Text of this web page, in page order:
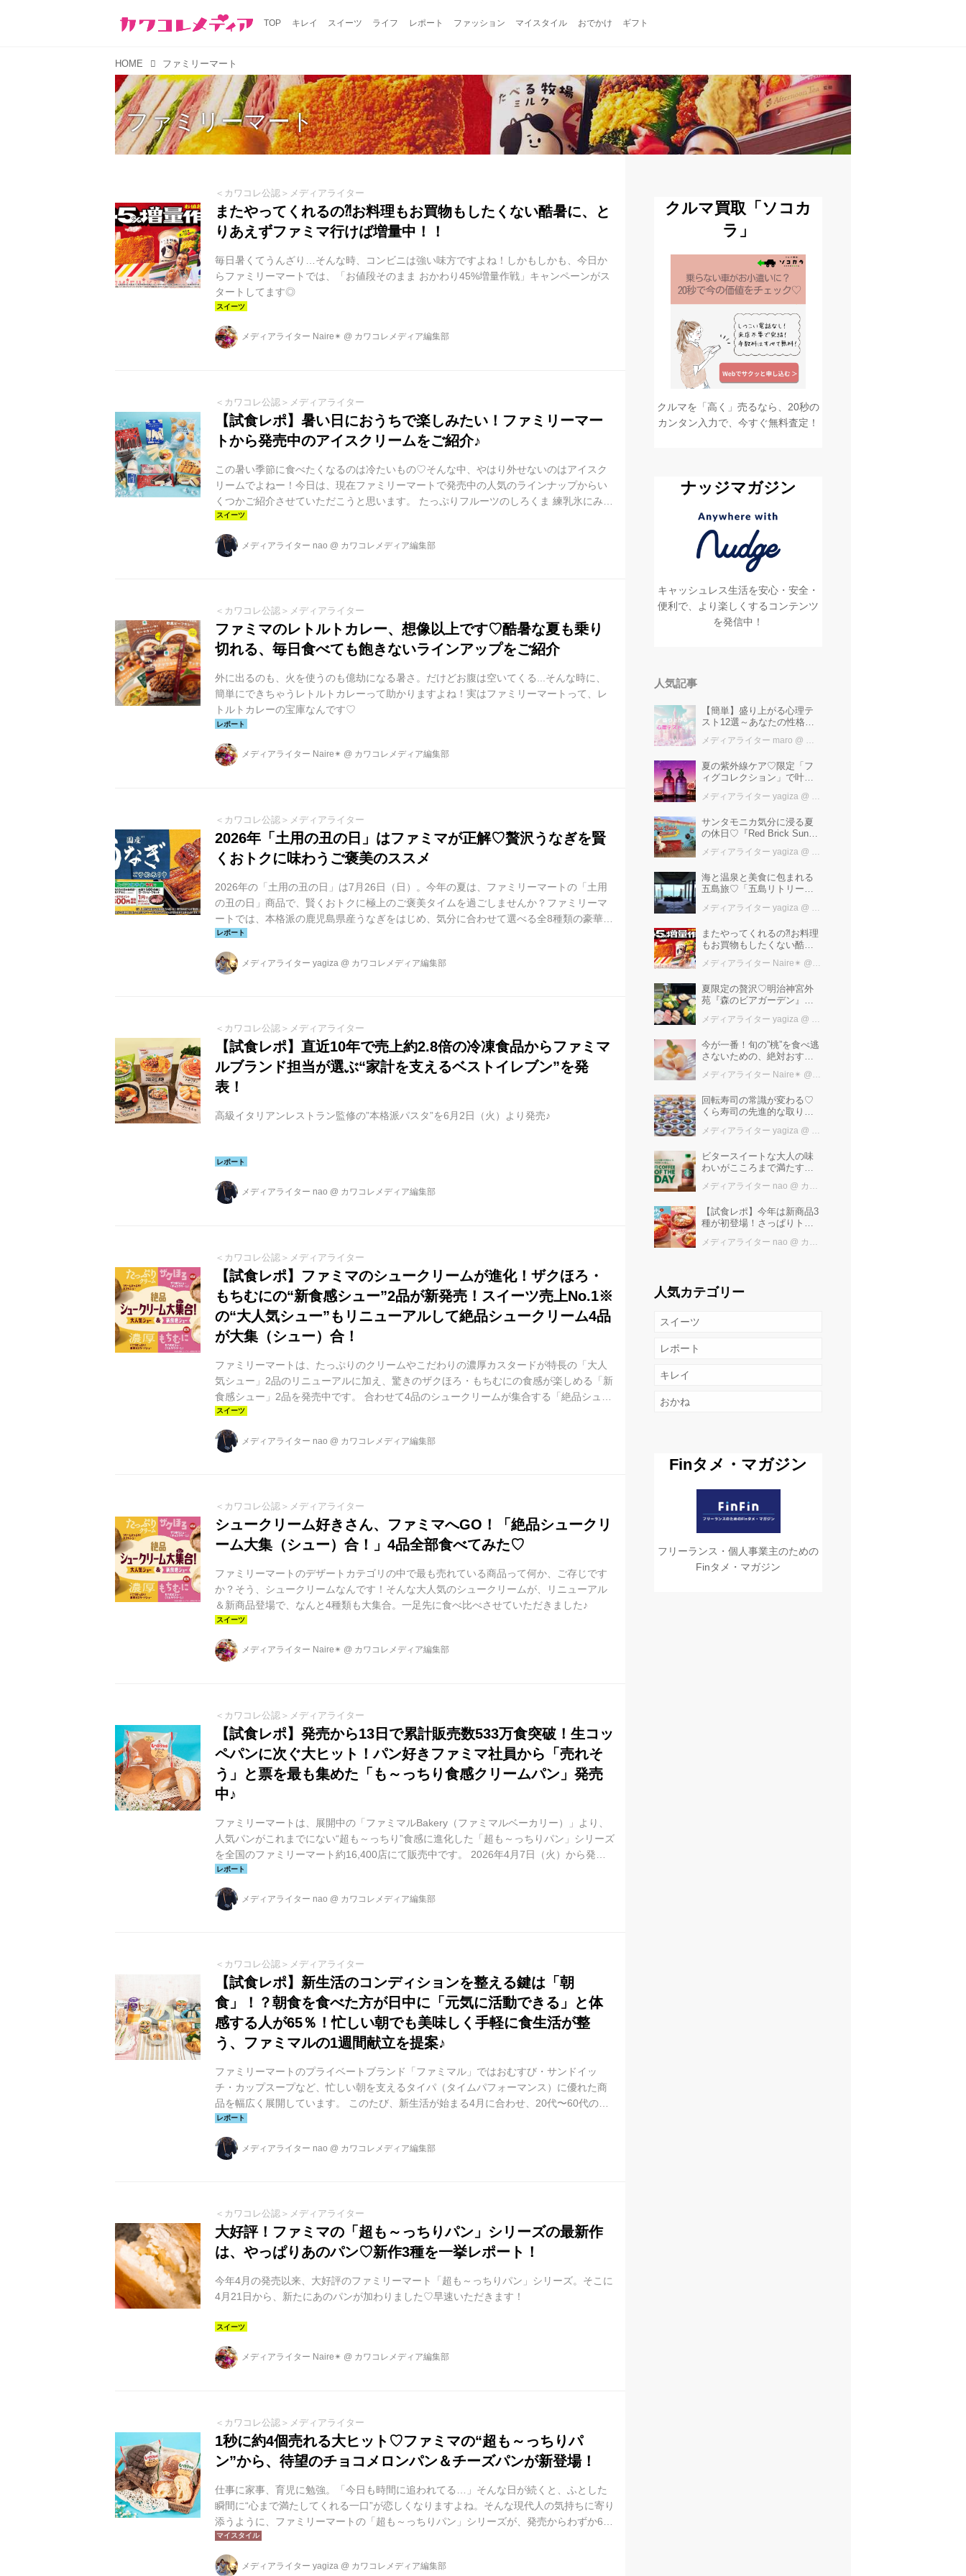
TOP キレイ スイーツ ライフ レポート ファッション マイスタイル おでかけ ギフト
HOME ファミリーマート
ファミリーマート
＜カワコレ公認＞メディアライター
またやってくれるの⁈お料理もお買物もしたくない酷暑に、と
りあえずファミマ行けば増量中！！
毎日暑くてうんざり…そんな時、コンビニは強い味方ですよね！しかもしかも、今日か
らファミリーマートでは、「お値段そのまま おかわり45%増量作戦」キャンペーンがス
タートしてます◎
メディアライター Naire✴︎ @ カワコレメディア編集部
＜カワコレ公認＞メディアライター
【試食レポ】暑い日におうちで楽しみたい！ファミリーマー
トから発売中のアイスクリームをご紹介♪
この暑い季節に食べたくなるのは冷たいもの♡そんな中、やはり外せないのはアイスク
リームでよねー！今日は、現在ファミリーマートで発売中の人気のラインナップからい
くつかご紹介させていただこうと思います。 たっぷりフルーツのしろくま 練乳氷にみか
ん、パイン、黄桃、いちご、キウイフルーツ果肉ソースと小豆甘納豆をトッピングし、
さらに練乳を上掛けした大容量タイプのしろくまです。 色鮮やかなフルーツと練乳氷を
最後まで楽しむことができます。見た目以上にボリュームあるんです！！夏らしいビタ
メディアライター nao @ カワコレメディア編集部
＜カワコレ公認＞メディアライター
ファミマのレトルトカレー、想像以上です♡酷暑な夏も乗り
切れる、毎日食べても飽きないラインアップをご紹介
外に出るのも、火を使うのも億劫になる暑さ。だけどお腹は空いてくる...そんな時に、
簡単にできちゃうレトルトカレーって助かりますよね！実はファミリーマートって、レ
トルトカレーの宝庫なんです♡
メディアライター Naire✴︎ @ カワコレメディア編集部
＜カワコレ公認＞メディアライター
2026年「土用の丑の日」はファミマが正解♡贅沢うなぎを賢
くおトクに味わうご褒美のススメ
2026年の「土用の丑の日」は7月26日（日）。今年の夏は、ファミリーマートの「土用
の丑の日」商品で、賢くおトクに極上のご褒美タイムを過ごしませんか？ファミリーマ
ートでは、本格派の鹿児島県産うなぎをはじめ、気分に合わせて選べる全8種類の豪華な
ラインナップの予約受付を5月28日（木）からスタート。ファミマオンラインからの早期
予約を利用すれば、最大500円相当もおトクに楽しめる絶好のチャンスです。
メディアライター yagiza @ カワコレメディア編集部
＜カワコレ公認＞メディアライター
【試食レポ】直近10年で売上約2.8倍の冷凍食品からファミマ
ルブランド担当が選ぶ“家計を支えるベストイレブン”を発
表！
高級イタリアンレストラン監修の”本格派パスタ”を6月2日（火）より発売♪
メディアライター nao @ カワコレメディア編集部
＜カワコレ公認＞メディアライター
【試食レポ】ファミマのシュークリームが進化！ザクほろ・
もちむにの“新食感シュー”2品が新発売！スイーツ売上No.1※
の“大人気シュー”もリニューアルして絶品シュークリーム4品
が大集（シュー）合！
ファミリーマートは、たっぷりのクリームやこだわりの濃厚カスタードが特長の「大人
気シュー」2品のリニューアルに加え、驚きのザクほろ・もちむにの食感が楽しめる「新
食感シュー」2品を発売中です。 合わせて4品のシュークリームが集合する「絶品シュー
クリーム大集（シュー）合！」キャンペーンを、全国のファミリーマート約16,400店に
て開催中です。 ”大人気シュー”＆“新食感シュー”4品が勢ぞろい！「絶品シュークリーム
大集（シュー）合！」 このたび、スイーツカテゴリで“大人気”のシュークリーム2品がリ
メディアライター nao @ カワコレメディア編集部
＜カワコレ公認＞メディアライター
シュークリーム好きさん、ファミマへGO！「絶品シュークリ
ーム大集（シュー）合！」4品全部食べてみた♡
ファミリーマートのデザートカテゴリの中で最も売れている商品って何か、ご存じです
か？そう、シュークリームなんです！そんな大人気のシュークリームが、リニューアル
＆新商品登場で、なんと4種類も大集合。一足先に食べ比べさせていただきました♪
メディアライター Naire✴︎ @ カワコレメディア編集部
＜カワコレ公認＞メディアライター
【試食レポ】発売から13日で累計販売数533万食突破！生コッ
ペパンに次ぐ大ヒット！パン好きファミマ社員から「売れそ
う」と票を最も集めた「も～っちり食感クリームパン」発売
中♪
ファミリーマートは、展開中の「ファミマルBakery（ファミマルベーカリー）」より、
人気パンがこれまでにない“超も～っちり”食感に進化した「超も～っちりパン」シリーズ
を全国のファミリーマート約16,400店にて販売中です。 2026年4月7日（火）から発売
した5種類からなる「超も～っちりパン」シリーズが、発売から13日間で累計販売数533
万食を突破（※1）！ ▼先日の試食レポ（2記事：5種をご紹介しております♪）はこちら
【試食レポ】いつものパンとひと味違う！「超も～っちり」食感！ファミマ社員が「過
メディアライター nao @ カワコレメディア編集部
＜カワコレ公認＞メディアライター
【試食レポ】新生活のコンディションを整える鍵は「朝
食」！？朝食を食べた方が日中に「元気に活動できる」と体
感する人が65％！忙しい朝でも美味しく手軽に食生活が整
う、ファミマルの1週間献立を提案♪
ファミリーマートのプライベートブランド「ファミマル」ではおむすび・サンドイッ
チ・カップスープなど、忙しい朝を支えるタイパ（タイムパフォーマンス）に優れた商
品を幅広く展開しています。 このたび、新生活が始まる4月に合わせ、20代〜60代の男
女600名を対象とした「理想の新生活と現実に関する意識調査」を実施しました。“心機
一転、生活を整えたい”という理想を抱きながらも、現実は4月からの新生活における心
身の疲れ（いわゆる「新生活疲れ」）に直面する実態や世代別の傾向が浮き彫りになり
メディアライター nao @ カワコレメディア編集部
＜カワコレ公認＞メディアライター
大好評！ファミマの「超も～っちりパン」シリーズの最新作
は、やっぱりあのパン♡新作3種を一挙レポート！
今年4月の発売以来、大好評のファミリーマート「超も～っちりパン」シリーズ。そこに
4月21日から、新たにあのパンが加わりました♡早速いただきます！
メディアライター Naire✴︎ @ カワコレメディア編集部
＜カワコレ公認＞メディアライター
1秒に約4個売れる大ヒット♡ファミマの“超も～っちりパ
ン”から、待望のチョコメロンパン＆チーズパンが新登場！
仕事に家事、育児に勉強。「今日も時間に追われてる…」そんな日が続くと、ふとした
瞬間に“心まで満たしてくれる一口”が恋しくなりますよね。そんな現代人の気持ちに寄り
添うように、ファミリーマートの「超も～っちりパン」シリーズが、発売からわずか6日
間で1秒に約4個売れる大ヒットに。そして4月14日（火）、ついに新作のチョコメロン
パンとチーズパンが仲間入りしました。全国約16,400店舗で発売されるこの2品、忙しい
毎日の“心のスイッチ”になってくれそうです。
メディアライター yagiza @ カワコレメディア編集部
クルマ買取「ソコカ
ラ」
クルマを「高く」売るなら、20秒の
カンタン入力で、今すぐ無料査定！
ナッジマガジン
キャッシュレス生活を安心・安全・
便利で、より楽しくするコンテンツ
を発信中！
人気記事
【簡単】盛り上がる心理テ
スト12選～あなたの性格を
メディアライター maro @ カワコレメディア編集部
夏の紫外線ケア♡限定「フ
ィグコレクション」で叶え
メディアライター yagiza @ カワコレメディア編集部
サンタモニカ気分に浸る夏
の休日♡『Red Brick Sunset
レンガ倉庫】
メディアライター yagiza @ カワコレメディア編集部
海と温泉と美食に包まれる
五島旅♡「五島リトリート
極上ご褒美ステイ
メディアライター yagiza @ カワコレメディア編集部
またやってくれるの⁈お料理
もお買物もしたくない酷暑
けば増量中！！
メディアライター Naire✴︎ @ カワコレメディア編集部
夏限定の贅沢♡明治神宮外
苑『森のビアガーデン』で
め」を堪能しよう
メディアライター yagiza @ カワコレメディア編集部
今が一番！旬の”桃”を食べ逃
さないための、絶対おすす
メディアライター Naire✴︎ @ カワコレメディア編集部
回転寿司の常識が変わる♡
くら寿司の先進的な取り組
び！ファン必見の最新トピ
メディアライター yagiza @ カワコレメディア編集部
ビタースイートな大人の味
わいがこころまで満たす
COFFEE OF THE DAY カフ
メディアライター nao @ カワコレメディア編集部
【試食レポ】今年は新商品3
種が初登場！さっぱりトマ
びっくりドンキーの「トマ
メディアライター nao @ カワコレメディア編集部
人気カテゴリー
スイーツ
レポート
キレイ
おかね
Finタメ・マガジン
フリーランス・個人事業主のための
Finタメ・マガジン